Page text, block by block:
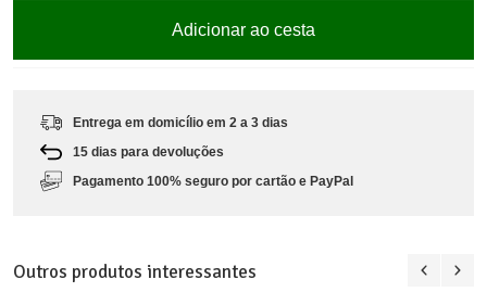
Adicionar ao cesta
Entrega em domicílio em 2 a 3 dias
15 dias para devoluções
Pagamento 100% seguro por cartão e PayPal
Outros produtos interessantes